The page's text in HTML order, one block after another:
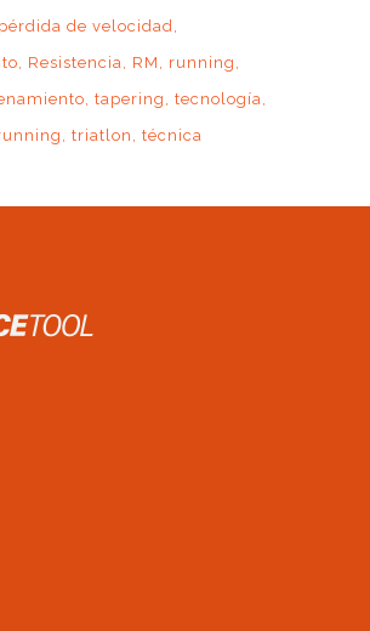
pérdida de velocidad
Resistencia RM
running
tapering
tecnología
triatlon técnica